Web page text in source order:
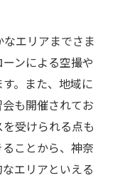
ぶスポット
ットの特徴
イント
所の見つけ方
きる条件とは
エリアまでさま
ンによる空撮や
。また、地域に
も開催されてお
受けられる点も
ことから、神奈
エリアといえる